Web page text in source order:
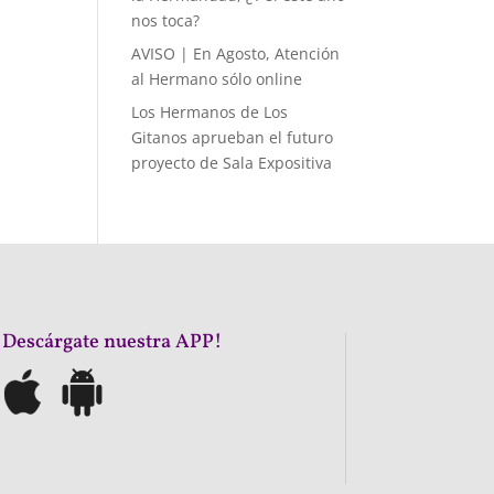
nos toca?
AVISO | En Agosto, Atención
al Hermano sólo online
Los Hermanos de Los
Gitanos aprueban el futuro
proyecto de Sala Expositiva
nuestra APP!